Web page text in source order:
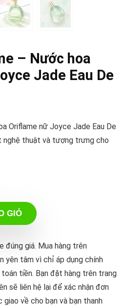
– Nước hoa
Jade Eau De
Oriflame nữ Joyce Jade Eau De
thuật và tượng trưng cho
GIỎ
đúng giá. Mua hàng trên
yên tâm vì chỉ áp dụng chính
toán tiền. Bạn đặt hàng trên trang
sẽ liên hệ lại để xác nhận đơn
về cho bạn và bạn thanh